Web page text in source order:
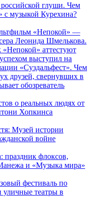
глуши. Чем
с музыкой Курехина?
«Непокой» —
Леонида Шмелькова.
аттестуют
выступил на
«Суздальфест». Чем
друзей, свернувших в
обозреватель
о реальных людях от
Хопкинса
Музей истории
войне
праздник флоксов,
и «Музыка мира»
фестиваль по
уличные театры в